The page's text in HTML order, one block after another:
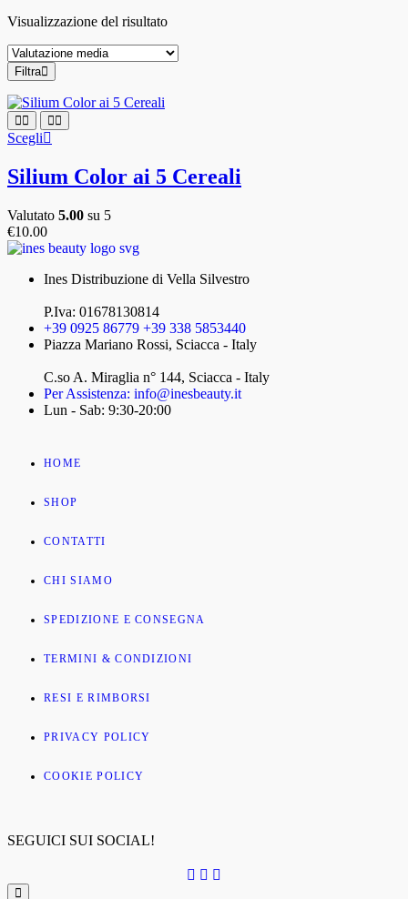
Visualizzazione del risultato
Filtra
Scegli
Silium Color ai 5 Cereali
Valutato 5.00 su 5
€10.00
Ines Distribuzione di Vella Silvestro
P.Iva: 01678130814
+39 0925 86779 +39 338 5853440
Piazza Mariano Rossi, Sciacca - Italy
C.so A. Miraglia n° 144, Sciacca - Italy
Per Assistenza: info@inesbeauty.it
Lun - Sab: 9:30-20:00
HOME
SHOP
CONTATTI
CHI SIAMO
SPEDIZIONE E CONSEGNA
TERMINI & CONDIZIONI
RESI E RIMBORSI
PRIVACY POLICY
COOKIE POLICY
SEGUICI SUI SOCIAL!